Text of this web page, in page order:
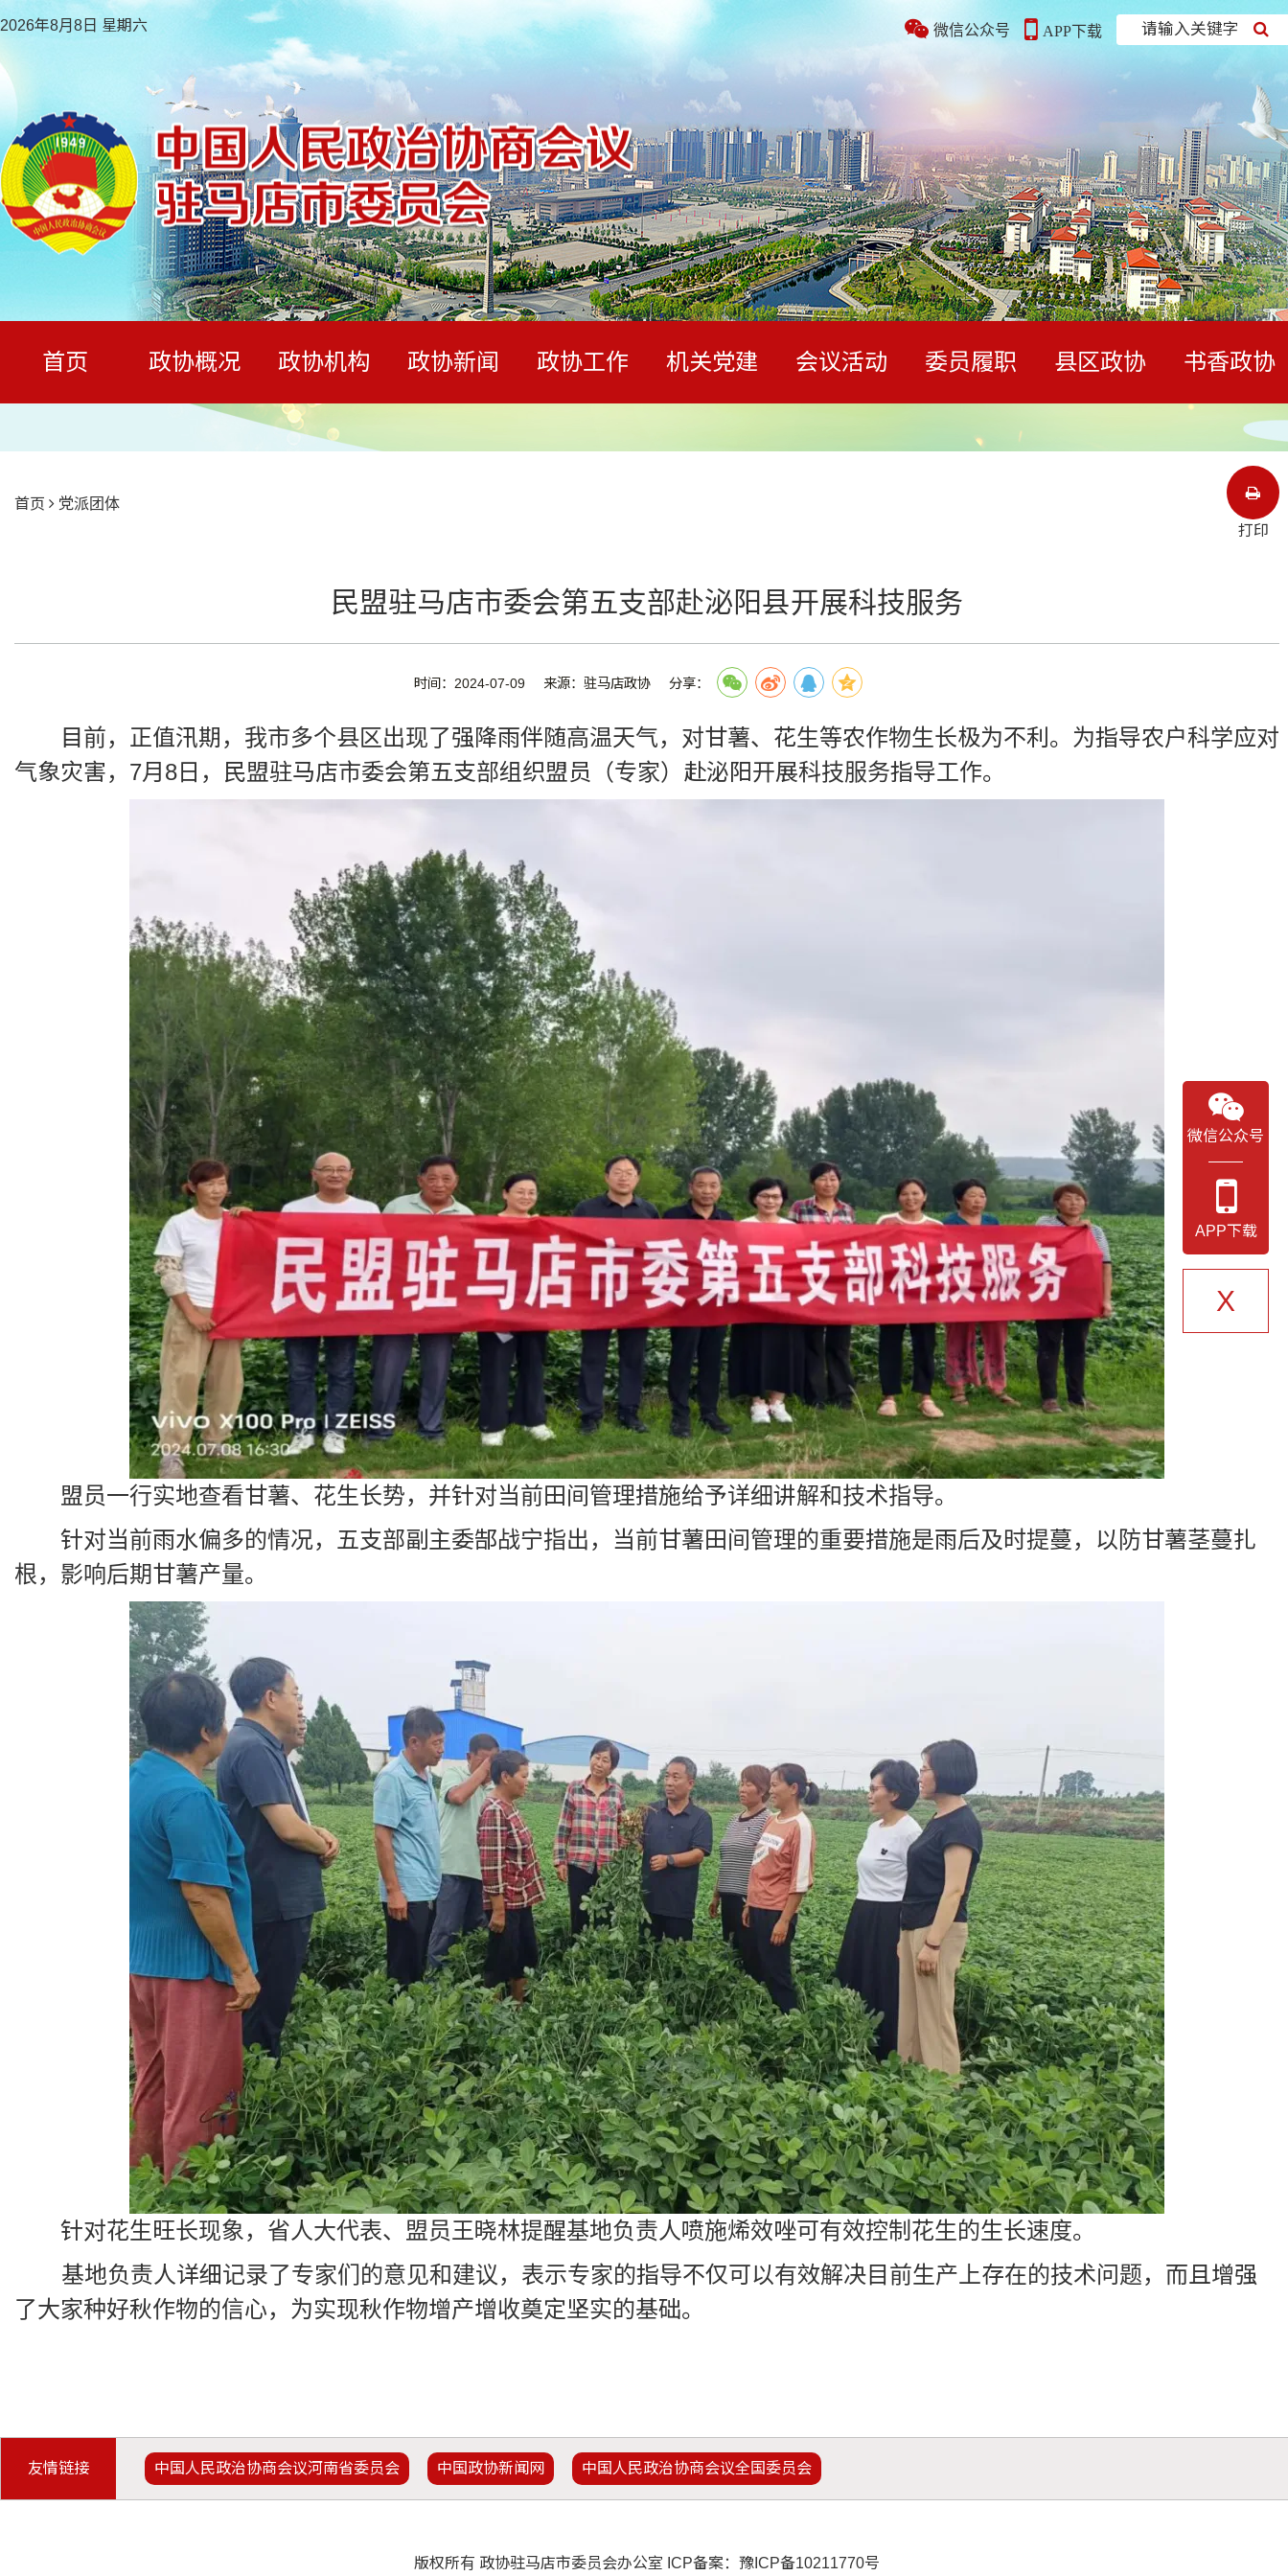
2026年8月8日 星期六 微信公众号 APP下载 请输入关键字
首页 政协概况 政协机构 政协新闻 政协工作 机关党建 会议活动 委员履职 县区政协 书香政协
首页
党派团体
打印
民盟驻马店市委会第五支部赴泌阳县开展科技服务
时间：2024-07-09 来源：驻马店政协 分享：
目前，正值汛期，我市多个县区出现了强降雨伴随高温天气，对甘薯、花生等农作物生长极为不利。为指导农户科学应对
气象灾害，7月8日，民盟驻马店市委会第五支部组织盟员（专家）赴泌阳开展科技服务指导工作。
盟员一行实地查看甘薯、花生长势，并针对当前田间管理措施给予详细讲解和技术指导。
针对当前雨水偏多的情况，五支部副主委郜战宁指出，当前甘薯田间管理的重要措施是雨后及时提蔓，以防甘薯茎蔓扎
根，影响后期甘薯产量。
针对花生旺长现象，省人大代表、盟员王晓林提醒基地负责人喷施烯效唑可有效控制花生的生长速度。
基地负责人详细记录了专家们的意见和建议，表示专家的指导不仅可以有效解决目前生产上存在的技术问题，而且增强
了大家种好秋作物的信心，为实现秋作物增产增收奠定坚实的基础。
友情链接 中国人民政治协商会议河南省委员会 中国政协新闻网 中国人民政治协商会议全国委员会
版权所有 政协驻马店市委员会办公室 ICP备案： 豫ICP备10211770号
微信公众号
APP下载
X